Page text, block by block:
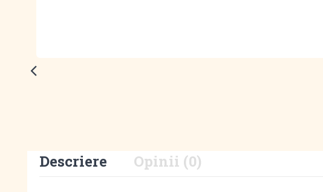
Descriere Opinii (0)